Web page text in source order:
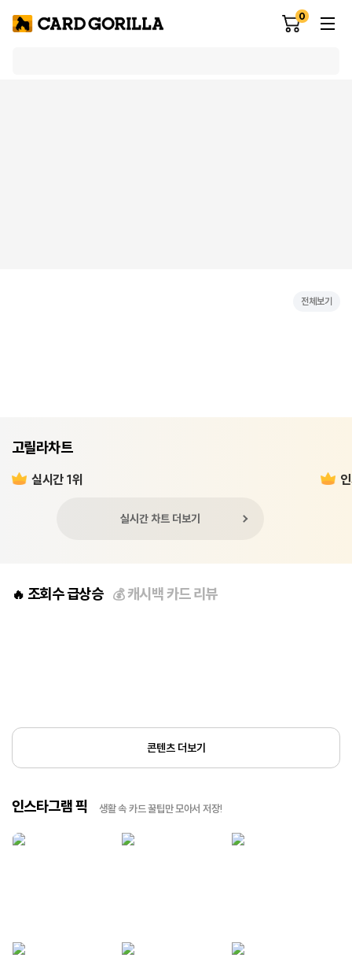
0
전체보기
고릴라차트
실시간 1위
실시간 차트 더보기
🔥 조회수 급상승 💰캐시백 카드 리뷰
콘텐츠 더보기
인스타그램 픽 생활 속 카드 꿀팁만 모아서 저장!